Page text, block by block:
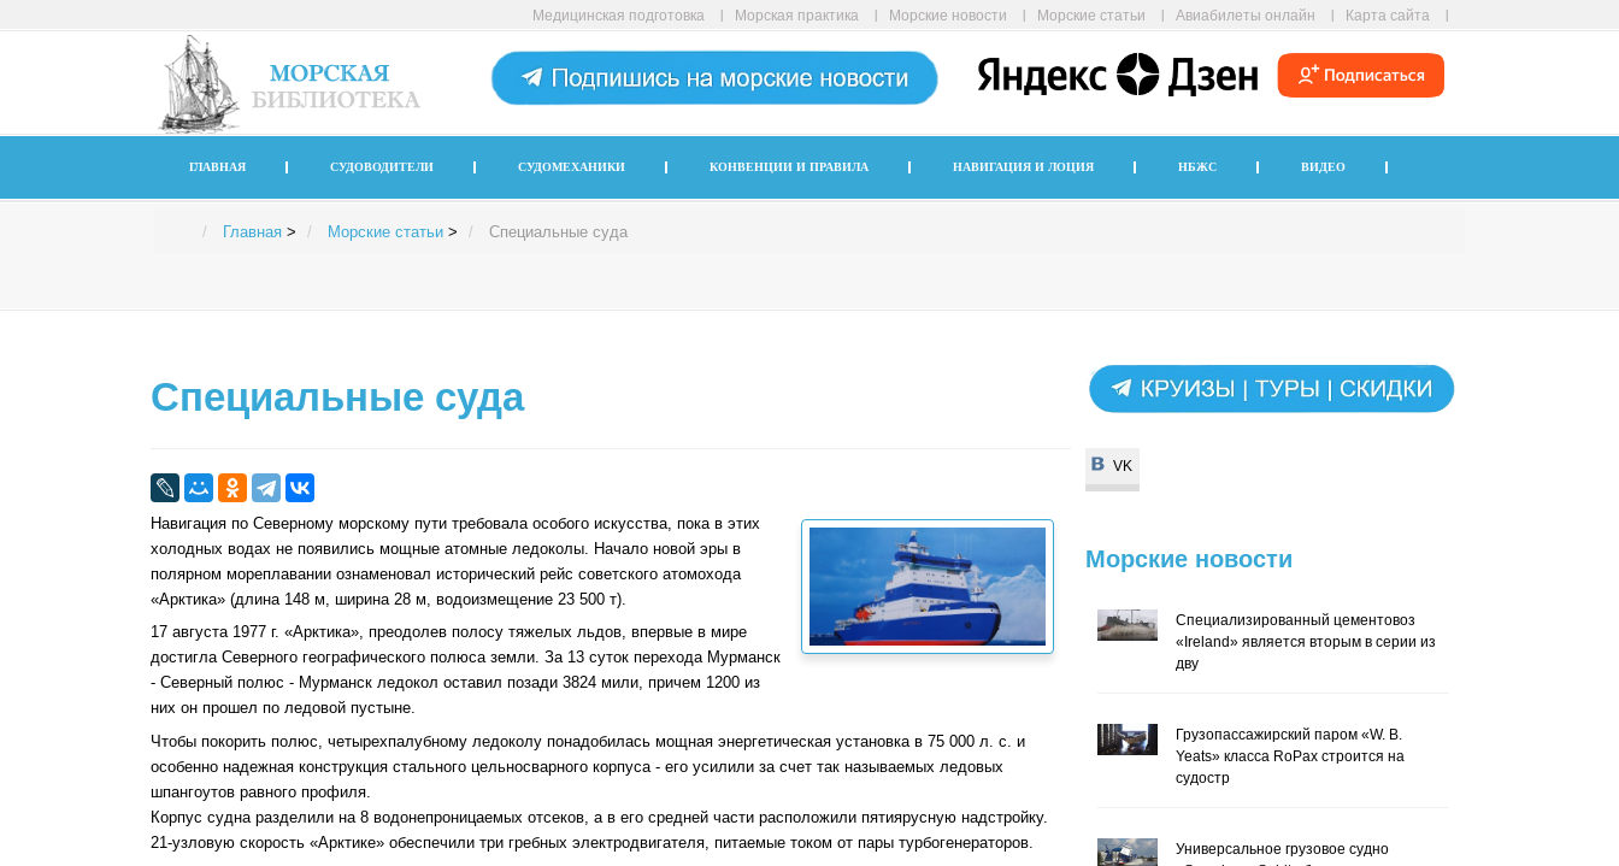
Медицинская подготовка Морская практика Морские новости Морские статьи Авиабилеты онлайн Карта сайта
ГЛАВНАЯ СУДОВОДИТЕЛИ СУДОМЕХАНИКИ КОНВЕНЦИИ И ПРАВИЛА НАВИГАЦИЯ И ЛОЦИЯ НБЖС ВИДЕО
Главная > Морские статьи > Специальные суда
Специальные суда
Навигация по Северному морскому пути требовала особого искусства, пока в этих
холодных водах не появились мощные атомные ледоколы. Начало новой эры в
полярном мореплавании ознаменовал исторический рейс советского атомохода
«Арктика» (длина 148 м, ширина 28 м, водоизмещение 23 500 т).
17 августа 1977 г. «Арктика», преодолев полосу тяжелых льдов, впервые в мире
достигла Северного географического полюса земли. За 13 суток перехода Мурманск
- Северный полюс - Мурманск ледокол оставил позади 3824 мили, причем 1200 из
них он прошел по ледовой пустыне.
Чтобы покорить полюс, четырехпалубному ледоколу понадобилась мощная энергетическая установка в 75 000 л. с. и
особенно надежная конструкция стального цельносварного корпуса - его усилили за счет так называемых ледовых
шпангоутов равного профиля.
Корпус судна разделили на 8 водонепроницаемых отсеков, а в его средней части расположили пятиярусную надстройку.
21-узловую скорость «Арктике» обеспечили три гребных электродвигателя, питаемые током от пары турбогенераторов.
VK
VK
Морские новости
Специализированный цементовоз
«Ireland» является вторым в серии из
дву
Грузопассажирский паром «W. B.
Yeats» класса RoPax строится на
судостр
Универсальное грузовое судно